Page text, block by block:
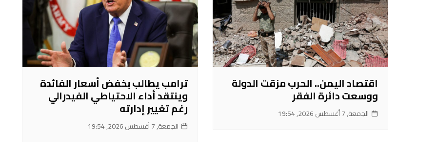
اقتصاد اليمن.. الحرب مزقت الدولة
ووسعت دائرة الفقر
الجمعة, 7 أغسطس 2026, 19:54
ترامب يطالب بخفض أسعار الفائدة
وينتقد أداء الاحتياطي الفيدرالي
رغم تغيير إدارته
الجمعة, 7 أغسطس 2026, 19:54